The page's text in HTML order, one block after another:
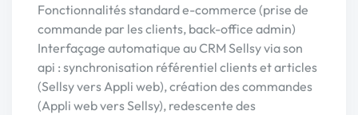
Fonctionnalités standard e-commerce (prise de
commande par les clients, back-office admin)
Interfaçage automatique au CRM Sellsy via son
api : synchronisation référentiel clients et articles
(Sellsy vers Appli web), création des commandes
(Appli web vers Sellsy), redescente des